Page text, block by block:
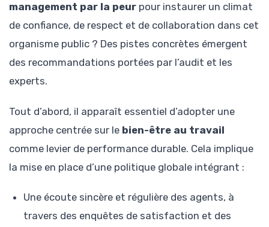
management par la peur pour instaurer un climat
de confiance, de respect et de collaboration dans cet
organisme public ? Des pistes concrètes émergent
des recommandations portées par l’audit et les
experts.
Tout d’abord, il apparaît essentiel d’adopter une
approche centrée sur le bien-être au travail
comme levier de performance durable. Cela implique
la mise en place d’une politique globale intégrant :
Une écoute sincère et régulière des agents, à
travers des enquêtes de satisfaction et des